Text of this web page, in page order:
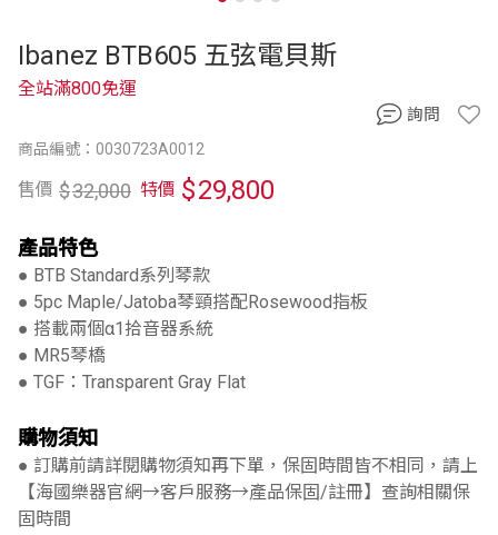
Ibanez BTB605 五弦電貝斯
商品編號：0030723A0012
全站滿800免運
售價 $32,000 特價 $29,800
產品特色
● BTB Standard系列琴款
● 5pc Maple/Jatoba琴頸搭配Rosewood指板
● 搭載兩個α1拾音器系統
● MR5琴橋
● TGF：Transparent Gray Flat
購物須知
● 訂購前請詳閱購物須知再下單，保固時間皆不相同，請上
【海國樂器官網→客戶服務→產品保固/註冊】查詢相關保
固時間
詢問